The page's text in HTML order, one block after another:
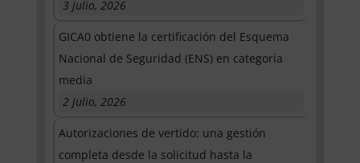
3 julio, 2026
GICA0 obtiene la certificación del Esquema
Nacional de Seguridad (ENS) en categoría
media
2 julio, 2026
Autorizaciones de vertido: una gestión
completa desde la solicitud hasta la